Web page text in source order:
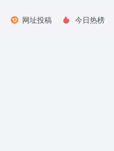
网址投稿 今日热榜